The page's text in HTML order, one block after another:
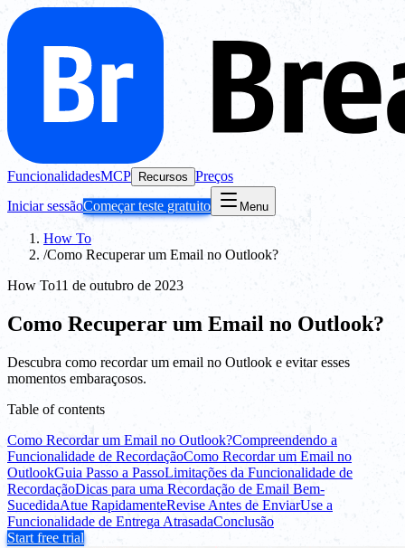
FuncionalidadesMCP Recursos Preços
Iniciar sessãoComeçar teste gratuito Menu
How To
/Como Recuperar um Email no Outlook?
How To11 de outubro de 2023
Como Recuperar um Email no Outlook?
Descubra como recordar um email no Outlook e evitar esses
momentos embaraçosos.
Table of contents
Como Recordar um Email no Outlook?Compreendendo a
Funcionalidade de RecordaçãoComo Recordar um Email no
OutlookGuia Passo a PassoLimitações da Funcionalidade de
RecordaçãoDicas para uma Recordação de Email Bem-
SucedidaAtue RapidamenteRevise Antes de EnviarUse a
Funcionalidade de Entrega AtrasadaConclusão
Start free trial